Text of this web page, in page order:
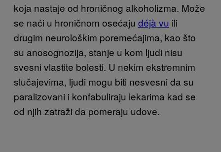
koja nastaje od hroničnog alkoholizma. Može
se naći u hroničnom osećaju déjà vu ili
drugim neurološkim poremećajima, kao što
su anosognozija, stanje u kom ljudi nisu
svesni vlastite bolesti. U nekim ekstremnim
slučajevima, ljudi mogu biti nesvesni da su
paralizovani i konfabuliraju lekarima kad se
od njih zatraži da pomeraju udove.